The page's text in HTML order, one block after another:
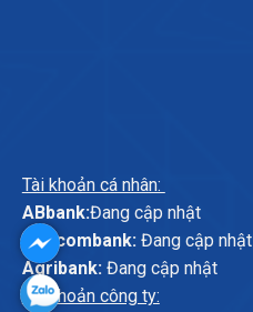
Tài khoản cá nhân:
ABbank:Đang cập nhật
Vietcombank:Đang cập nhật
Agribank:Đang cập nhật
Tài khoản công ty: